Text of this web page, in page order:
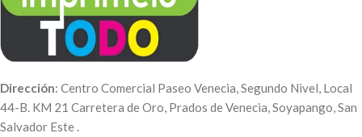
Dirección: Centro Comercial Paseo Venecia, Segundo Nivel, Local
44-B. KM 21 Carretera de Oro, Prados de Venecia, Soyapango, San
Salvador Este .